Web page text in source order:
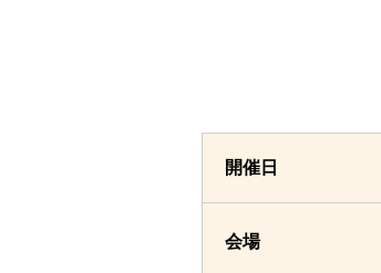
開催日
会場